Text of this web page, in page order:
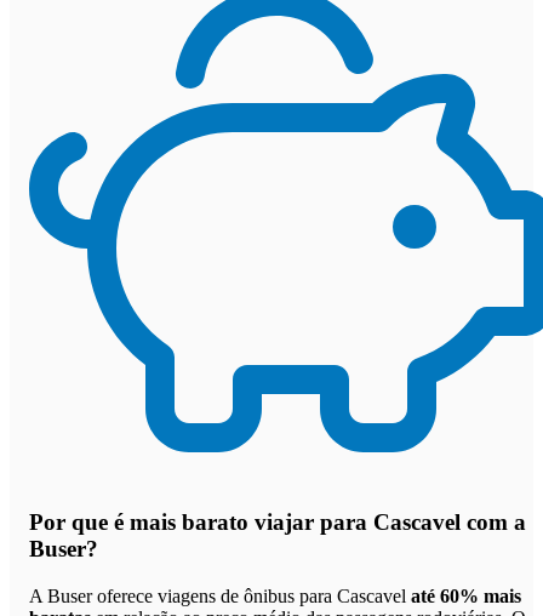
Por que é mais barato viajar para Cascavel com a
Buser?
A Buser oferece viagens de ônibus para Cascavel até 60% mais